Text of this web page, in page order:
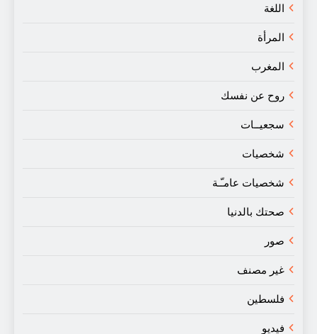
اللغة
المرأة
المغرب
روح عن نفسك
سجعيــات
شخصيات
شخصيات عامـّـة
صحتك بالدنيا
صور
غير مصنف
فلسطين
فيديو